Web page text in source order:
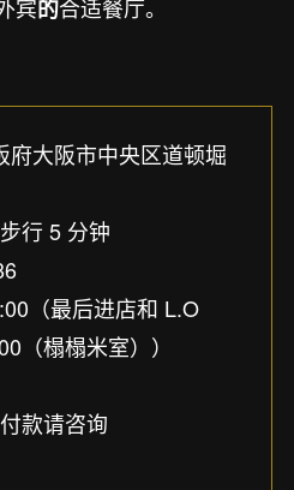
宾的合适餐厅。
府大阪市中央区道顿堀
行 5 分钟
（最后进店和 L.O
（榻榻米室））
款请咨询